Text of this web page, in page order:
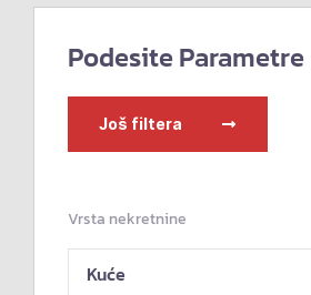
Podesite Parametre
Još filtera
Vrsta nekretnine